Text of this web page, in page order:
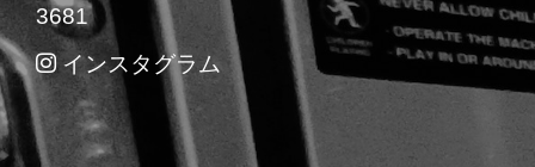
3681
インスタグラム